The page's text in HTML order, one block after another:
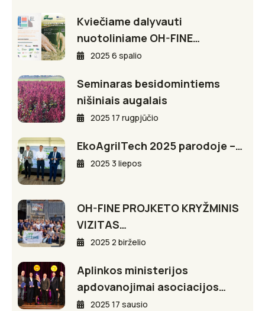
Kviečiame dalyvauti
nuotoliniame OH-FINE…
2025 6 spalio
Seminaras besidomintiems
nišiniais augalais
2025 17 rugpjūčio
EkoAgriITech 2025 parodoje –…
2025 3 liepos
OH-FINE PROJKETO KRYŽMINIS
VIZITAS…
2025 2 birželio
Aplinkos ministerijos
apdovanojimai asociacijos…
2025 17 sausio